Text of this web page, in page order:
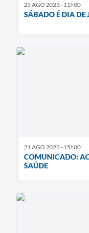
25 AGO 2023 - 11h00
SÁBADO É DIA DE
21 AGO 2023 - 15h00
COMUNICADO:
SAÚDE